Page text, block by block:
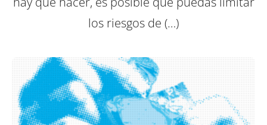
los riesgos de (…)